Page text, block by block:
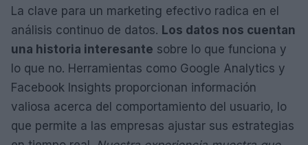
La clave para un marketing efectivo radica en el
análisis continuo de datos. Los datos nos cuentan
una historia interesante sobre lo que funciona y
lo que no. Herramientas como Google Analytics y
Facebook Insights proporcionan información
valiosa acerca del comportamiento del usuario, lo
que permite a las empresas ajustar sus estrategias